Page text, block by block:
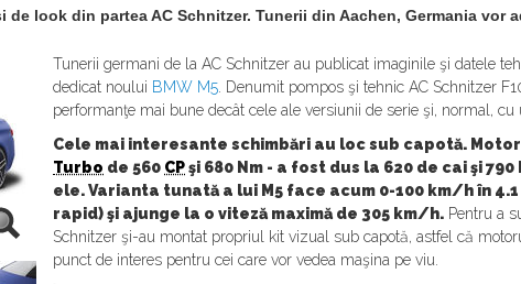
de look din partea AC Schnitzer. Tunerii din Aachen, Germania vor
Tunerii germani de la AC Schnitzer au publicat imaginile şi datele
dedicat noului BMW M5 . Denumit pompos şi tehnic AC Schnitzer
performanţe mai bune decât cele ale versiunii de serie şi, normal, cu
Cele mai interesante schimbări au loc sub capotă.
Turbo de 560 CPşi 680 Nm - a fost dus la 620 de cai şi
ele. Varianta tunată a lui M5 face acum 0-100 km/h în
rapid) şi ajunge la o viteză maximă de 305 km/h. Pentru a
Schnitzer şi-au montat propriul kit vizual sub capotă, astfel că
punct de interes pentru cei care vor vedea maşina pe viu.